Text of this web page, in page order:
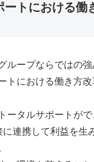
ートにおける働
ループならではの
トにおける働き方
ータルサポートが
連携して利益を生